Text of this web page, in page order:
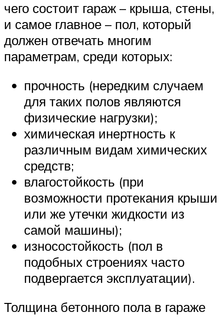
чего состоит гараж – крыша, стены,
и самое главное – пол, который
должен отвечать многим
параметрам, среди которых:
прочность (нередким случаем
для таких полов являются
физические нагрузки);
химическая инертность к
различным видам химических
средств;
влагостойкость (при
возможности протекания крыши
или же утечки жидкости из
самой машины);
износостойкость (пол в
подобных строениях часто
подвергается эксплуатации).
Толщина бетонного пола в гараже